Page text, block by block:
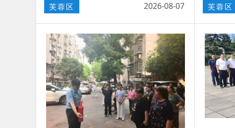
芙蓉区 2026-08-07 芙蓉区